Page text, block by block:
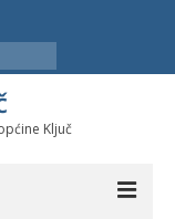
Ključ